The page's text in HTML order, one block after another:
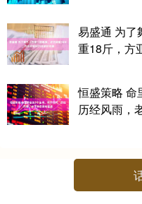
易盛通 为了
重18斤，方
恒盛策略 命
历经风雨，